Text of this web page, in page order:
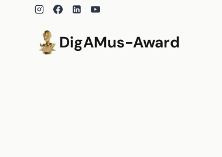
DigAMus-Award